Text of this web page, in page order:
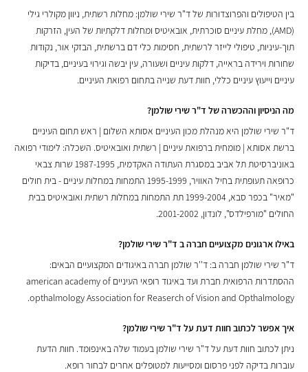
בין הטיפולים והפרוצדורות של ד"ר שירי שולמן: מחלות רשתית, ניוון מקולרי גילי
(AMD), מחלת עיניים סוכרתית, אובאיטיס ומחלות דלקתיות של העין, הזרקות
תוך-עיניות, טיפולי לייזר לרשתית, חסימות כלי דם ברשתית, הבזקי אור, נקודות
שחורות וירידה בראייה, דלקות עיניים ושעורה, עין יבשה וגירוי בעיניים, בדיקות
עיניים וייעוץ עיניים כללי, חוות דעת שנייה בתחום רפואת העיניים.
מה הניסיון וההכשרה של ד"ר שירי שולמן?
ד"ר שירי שולמן היא מנהלת מכון העיניים אסותא השלום | ראש תחום העיניים
ברשת אסותא | מומחית ברפואת עיניים | רשתית ואובאיטיס. השכלה: לימודי רפואה
באוניברסיטת תל אביב במסגרת העתודה האקדמית, 1987-1995 שרות צבאי
כרופאה תעופתית בחיל האוויר, 1995-1999 התמחות במחלות עיניים - בית חולים
"מאיר" בכפר סבא, 1999-2004 תת התמחות במחלות רשתית ואובאיטיס בבית
החולים "מורפילדס", לונדון, 2001-2002.
באילו ארגונים מקצועיים חברה ב ד"ר שירי שולמן?
ד"ר שירי שולמן חברה ב: ד''ר שולמן חברה באיגודים המקצועיים הבאים:
ההסתדרות הרפואית חברת ועד באיגוד רופאי העיניים american academy of
opthalmology Association for Reaserch of Vision and Opthalmology.
איך אפשר לכתוב חוות דעת על ד"ר שירי שולמן?
ניתן לכתוב חוות דעת על ד"ר שירי שולמן בעמוד שלה באינפומד. חוות הדעת
עוברות בדיקה לפני פרסום ומסייעות למטופלים אחרים לבחור רופא.